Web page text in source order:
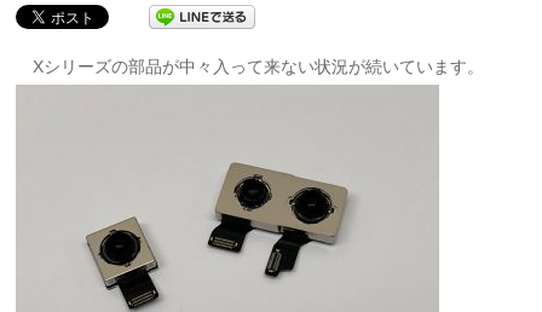
Xシリーズの部品が中々入って来ない状況が続いています。